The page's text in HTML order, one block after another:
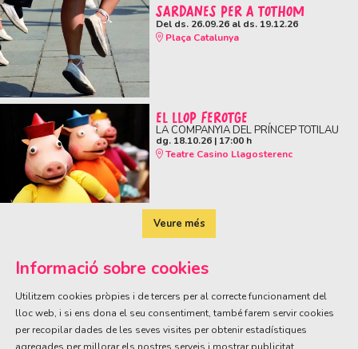
SARDANES PER A TOTHOM
Del ds. 26.09.26al ds. 19.12.26
Plaça Catalunya
EL LLOP FEROTGE
LA COMPANYIA DEL PRÍNCEP TOTILAU
dg. 18.10.26| 17:00 h
Teatre Casino Llagosterenc
Veure més
ÀREA DE CULTURA
Informació sobre cookies
Utilitzem cookies pròpies i de tercers per al correcte funcionament del
lloc web, i si ens dona el seu consentiment, també farem servir cookies
per recopilar dades de les seves visites per obtenir estadístiques